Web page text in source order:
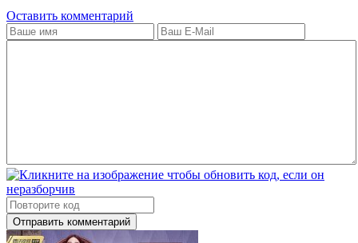
Оставить комментарий
Отправить комментарий